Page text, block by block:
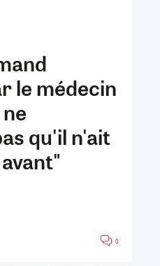
le médecin
qu'il n'ait
0